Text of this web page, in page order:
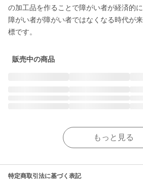
の加工品を作ることで障がい者が経済的
障がい者が障がい者ではなくなる時代が
標です。
販売中の商品
もっと見る
特定商取引法に基づく表記